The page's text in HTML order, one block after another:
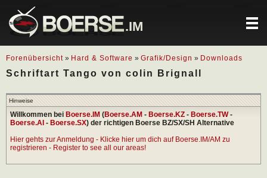
.IM
Forenübersicht » Hard & Software » Grafik/Design » Downloads
Schriftart Tango von colin Brignall
Hinweise
Willkommen bei Boerse.IM (Boerse.AM - Boerse.KZ - Boerse.TW-
Boerse.AI - Boerse.SX) der richtigen Boerse BZ/SX/SH Alternative
Hier gehts zur Anmeldung - Klicke hier um dich auf Boerse.IM/AM zu
registrieren - Register to see all our areas!